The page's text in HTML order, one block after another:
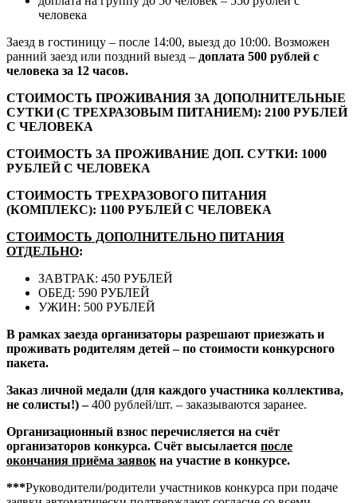
человека
Заезд в гостиницу – после 14:00, выезд до 10:00. Возможен
ранний заезд или поздний выезд – доплата 500 рублей с
человека за 12 часов.
СТОИМОСТЬ ПРОЖИВАНИЯ ЗА ДОПОЛНИТЕЛЬНЫЕ
СУТКИ(С ТРЕХРАЗОВЫМ ПИТАНИЕМ): 2100 РУБЛЕЙ
С ЧЕЛОВЕКА
СТОИМОСТЬ ЗА ПРОЖИВАНИЕ ДОП. СУТКИ: 1000
РУБЛЕЙ С ЧЕЛОВЕКА
СТОИМОСТЬ ТРЕХРАЗОВОГО ПИТАНИЯ
(КОМПЛЕКС): 1100 РУБЛЕЙ С ЧЕЛОВЕКА
СТОИМОСТЬ ДОПОЛНИТЕЛЬНО ПИТАНИЯ
ОТДЕЛЬНО:
ЗАВТРАК: 450 РУБЛЕЙ
ОБЕД: 590 РУБЛЕЙ
УЖИН: 500 РУБЛЕЙ
В рамках заезда организаторы разрешают приезжать и
проживать родителям детей – по стоимости конкурсного
пакета.
Заказ личной медали (для каждого участника коллектива,
не солисты!) –400 рублей/шт. – заказываются заранее.
Организационный взнос перечисляется на счёт
организаторов конкурса. Счёт высылается после
окончания приёма заявок на участие в конкурсе.
***Руководители/родители участников конкурса при подаче